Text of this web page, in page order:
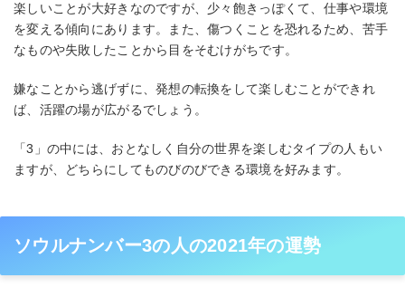
楽しいことが大好きなのですが、少々飽きっぽくて、仕事や環境
を変える傾向にあります。また、傷つくことを恐れるため、苦手
なものや失敗したことから目をそむけがちです。
嫌なことから逃げずに、発想の転換をして楽しむことができれ
ば、活躍の場が広がるでしょう。
「3」の中には、おとなしく自分の世界を楽しむタイプの人もい
ますが、どちらにしてものびのびできる環境を好みます。
ソウルナンバー3の人の2021年の運勢